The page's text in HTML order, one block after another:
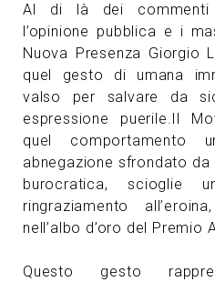
Al di là dei commenti
l’opinione pubblica e i
Nuova Presenza Giorgio
quel gesto di umana
valso per salvare da
espressione puerile.Il
quel comportamento
abnegazione sfrondato
burocratica, scioglie
ringraziamento
nell’albo d’oro del Premio
Questo gesto